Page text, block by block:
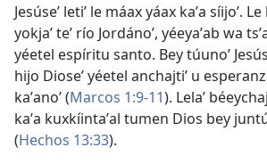
Jesúseʼ letiʼ le máax yáax kaʼa síijoʼ. Le
yokjaʼ teʼ río Jordánoʼ, yéeyaʼab wa
yéetel espíritu santo. Bey túunoʼ
hijo Dioseʼ yéetel anchajtiʼ u
kaʼanoʼ (Marcos 1:9-11). Lelaʼ
kaʼa kuxkíintaʼal tumen Dios bey
(Hechos 13:33).